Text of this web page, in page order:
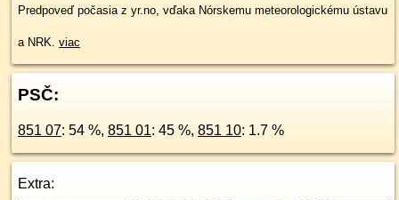
Predpoveď počasia z yr.no, vďaka Nórskemu meteorologickému ústavu
a NRK. viac
PSČ:
851 07: 54 %, 851 01: 45 %, 851 10: 1.7 %
Extra: